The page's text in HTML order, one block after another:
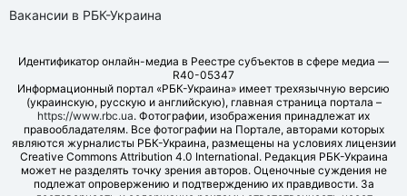
Вакансии в РБК-Украина
Идентификатор онлайн-медиа в Реестре субъектов в сфере медиа —
R40-05347
Информационный портал «РБК-Украина» имеет трехязычную версию
(украинскую, русскую и английскую), главная страница портала –
https://www.rbc.ua. Фотографии, изображения принадлежат их
правообладателям. Все фотографии на Портале, авторами которых
являются журналисты РБК-Украина, размещены на условиях лицензии
Creative Commons Attribution 4.0 International. Редакция РБК-Украина
может не разделять точку зрения авторов. Оценочные суждения не
подлежат опровержению и подтверждению их правдивости. За